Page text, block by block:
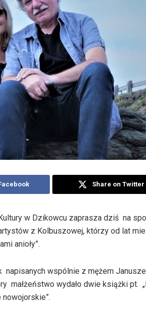
Share on Twitter
w Dzikowcu zaprasza dziś na
z Kolbuszowej, którzy od lat
anioły”.
napisanych wspólnie z mężem
małżeństwo wydało dwie książki pt.